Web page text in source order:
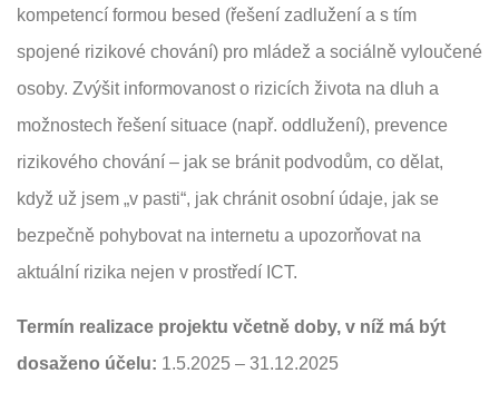
kompetencí formou besed (řešení zadlužení a s tím
spojené rizikové chování) pro mládež a sociálně vyloučené
osoby. Zvýšit informovanost o rizicích života na dluh a
možnostech řešení situace (např. oddlužení), prevence
rizikového chování – jak se bránit podvodům, co dělat,
když už jsem „v pasti“, jak chránit osobní údaje, jak se
bezpečně pohybovat na internetu a upozorňovat na
aktuální rizika nejen v prostředí ICT.
Termín realizace projektu včetně doby, v níž má být
dosaženo účelu: 1.5.2025 – 31.12.2025